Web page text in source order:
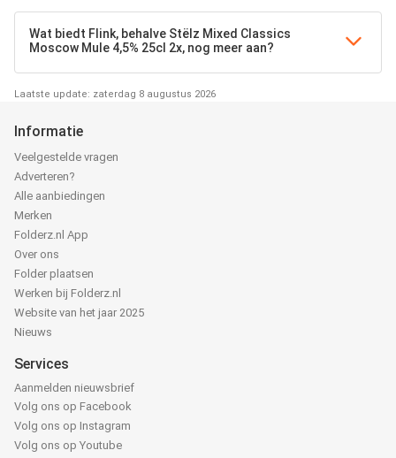
Wat biedt Flink, behalve Stëlz Mixed Classics
Moscow Mule 4,5% 25cl 2x, nog meer aan?
Laatste update: zaterdag 8 augustus 2026
Informatie
Veelgestelde vragen
Adverteren?
Alle aanbiedingen
Merken
Folderz.nl App
Over ons
Folder plaatsen
Werken bij Folderz.nl
Website van het jaar 2025
Nieuws
Services
Aanmelden nieuwsbrief
Volg ons op Facebook
Volg ons op Instagram
Volg ons op Youtube